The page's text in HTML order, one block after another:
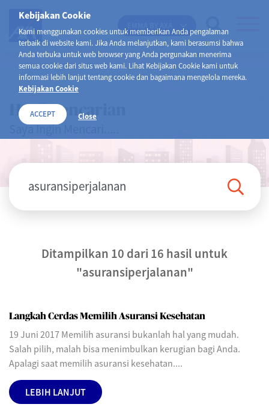
Kebijakan Cookie
Kami menggunakan cookies untuk memberikan Anda pengalaman
terbaik di website kami. Jika Anda melanjutkan, kami berasumsi bahwa
Anda terbuka untuk web browser yang Anda pergunakan menerima
semua cookie dari situs web kami. Lihat Kebijakan Cookie kami untuk
informasi lebih lanjut tentang cookie dan bagaimana mengelola mereka.
Kebijakan Cookie
ACCEPT Close
Hasil Pencarian
Saya Ingin Mencari.....
Ditampilkan 10 dari 16 hasil untuk
"asuransiperjalanan"
Langkah Cerdas Memilih Asuransi Kesehatan
19 Juni 2017 Memilih asuransi bukanlah hal yang mudah.
Salah pilih, malah bisa menimbulkan kerugian bagi Anda.
Apalagi saat memilih asuransi kesehatan....
LEBIH LANJUT